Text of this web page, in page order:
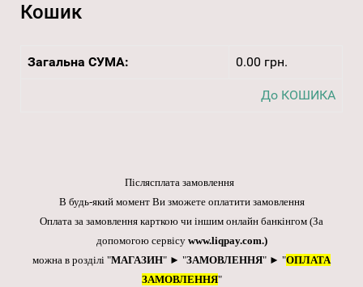
Кошик
Загальна СУМА: 0.00 грн.
До КОШИКА
Післясплата замовлення
В будь-який момент Ви зможете оплатити замовлення
Оплата за замовлення карткою чи іншим онлайн банкінгом (За
допомогою сервісу www.liqpay.com.)
можна в розділі "МАГАЗИН" ► "ЗАМОВЛЕННЯ" ► "ОПЛАТА
ЗАМОВЛЕННЯ"